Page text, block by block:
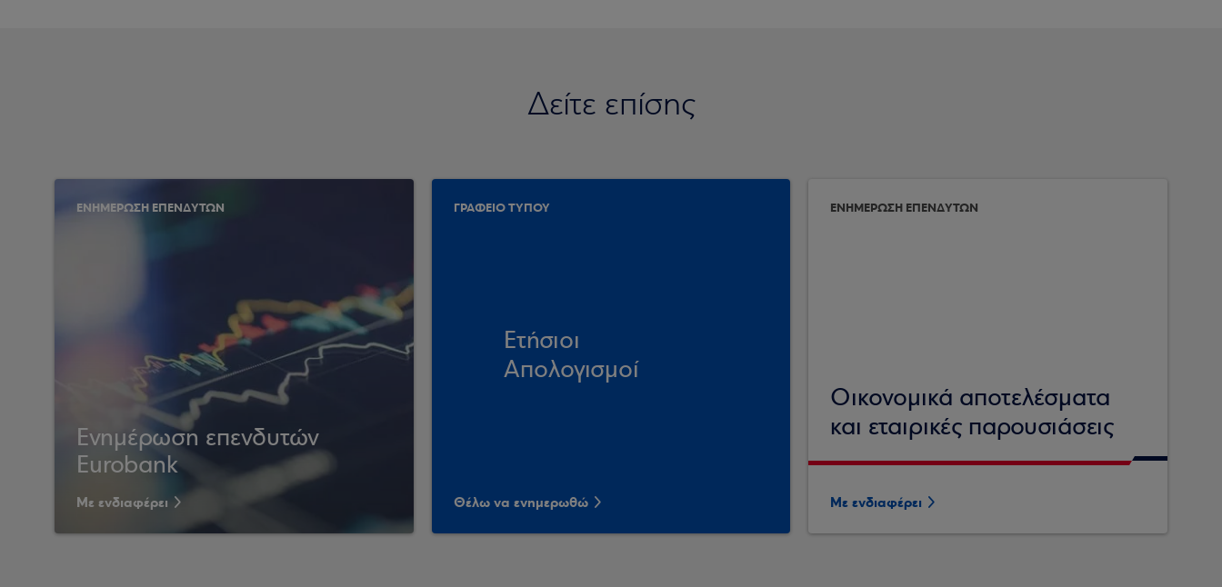
Δείτε επίσης
ΕΝΗΜΕΡΩΣΗ ΕΠΕΝΔΥΤΩΝ
Ενημέρωση επενδυτών
Eurobank
Με ενδιαφέρει
ΓΡΑΦΕΙΟ ΤΥΠΟΥ
Ετήσιοι
Απολογισμοί
Θέλω να ενημερωθώ
ΕΝΗΜΕΡΩΣΗ ΕΠΕΝΔΥΤΩΝ
Οικονομικά αποτελέσματα
και εταιρικές παρουσιάσεις
Με ενδιαφέρει